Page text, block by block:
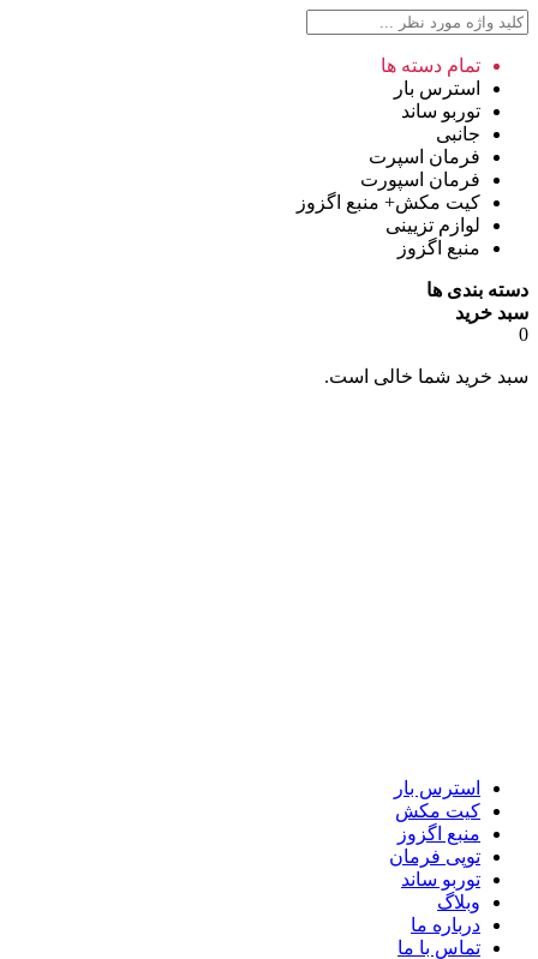
تمام دسته ها
استرس بار
توربو ساند
جانبی
فرمان اسپرت
فرمان اسپورت
کیت مکش+ منبع اگزوز
لوازم تزیینی
منبع اگزوز
دسته بندی ها
سبد خرید
0
سبد خرید شما خالی است.
استرس بار
کیت مکش
منبع اگزوز
توپی فرمان
توربو ساند
وبلاگ
درباره ما
تماس با ما